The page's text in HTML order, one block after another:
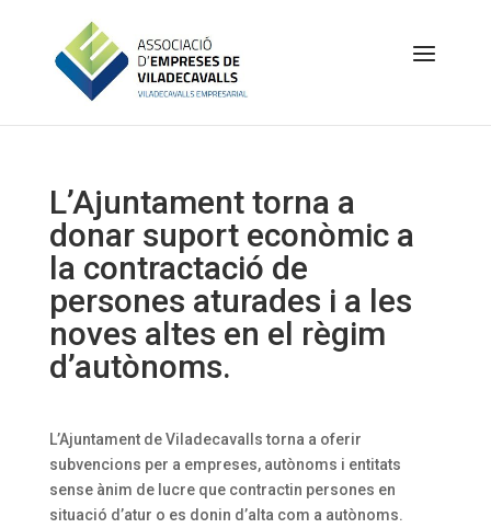
L’Ajuntament torna a
donar suport econòmic a
la contractació de
persones aturades i a les
noves altes en el règim
d’autònoms.
L’Ajuntament de Viladecavalls torna a oferir
subvencions per a empreses, autònoms i entitats
sense ànim de lucre que contractin persones en
situació d’atur o es donin d’alta com a autònoms.